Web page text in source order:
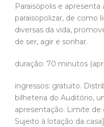
Paraisópolis e
paraisopolizar, de como
diversas da vida,
de ser, agir e sonhar.
duração: 70 minutos
ingressos: gratuito.
bilheteria do Auditório,
apresentação. Limite de
Sujeito à lotação da